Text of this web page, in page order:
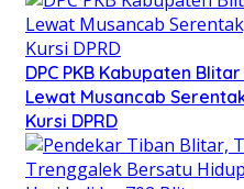
DPC PKB Kabupaten
Lewat Musancab
Kursi DPRD